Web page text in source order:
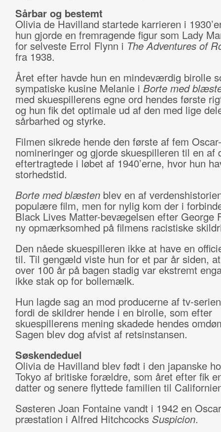
Sårbar og bestemt
Olivia de Havilland startede karrieren i
hun gjorde en fremragende figur som Lady
for selveste Errol Flynn i The Adventures of
fra 1938.
Året efter havde hun en mindeværdig birolle
sympatiske kusine Melanie i Borte med
med skuespillerens egne ord hendes første
og hun fik det optimale ud af den med lige
sårbarhed og styrke.
Filmen sikrede hende den første af fem Oscar-
nomineringer og gjorde skuespilleren til en af
eftertragtede i løbet af 1940’erne, hvor hun
storhedstid.
Borte med blæstenblev en af
populære film, men for nylig kom der i
Black Lives Matter-bevægelsen efter George
ny opmærksomhed på filmens racistiske
Den nåede skuespilleren ikke at have en
til. Til gengæld viste hun for et par år siden,
over 100 år på bagen stadig var ekstremt
ikke stak op for bollemælk.
Hun lagde sag an mod producerne af tv-
fordi de skildrer hende i en birolle, som efter
skuespillerens mening skadede hendes
Sagen blev dog afvist af retsinstansen.
Søskendeduel
Olivia de Havilland blev født i den japanske
Tokyo af britiske forældre, som året efter fik
datter og senere flyttede familien til
Søsteren Joan Fontaine vandt i 1942 en
præstation i Alfred Hitchcocks Suspicion.